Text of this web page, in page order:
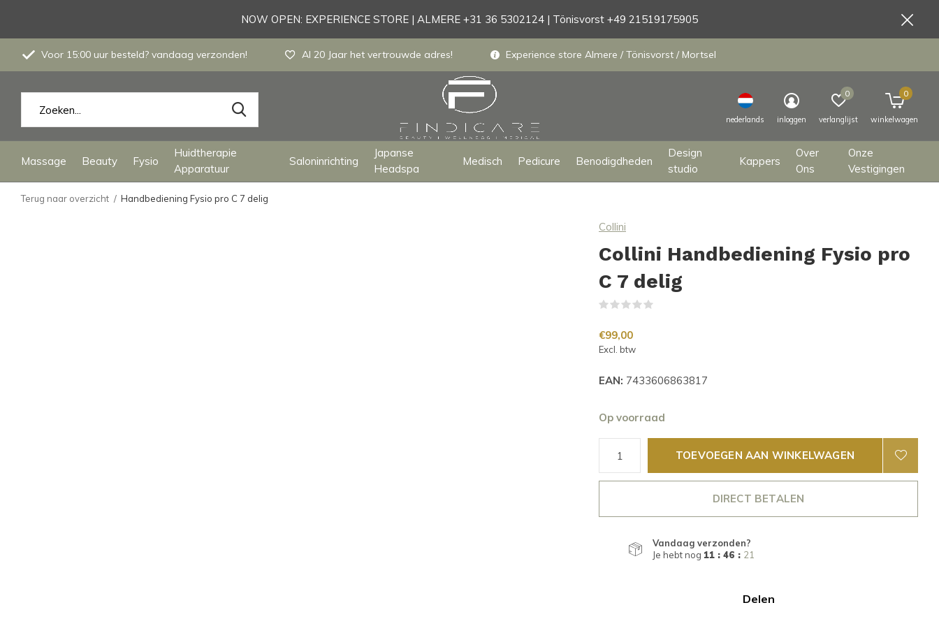
Massage Beauty Fysio
Huidtherapie
Apparatuur
Saloninrichting
Japanse
Headspa
Medisch Pedicure Benodigdheden
Design
studio
Kappers
Over
Ons
Onze
Vestigingen
nederlands inloggen verlanglijst
0
winkelwagen
0
Voor 15:00 uur besteld? vandaag verzonden! Al 20 Jaar het vertrouwde adres! Experience store Almere / Tönisvorst / Mortsel
NOW OPEN: EXPERIENCE STORE | ALMERE +31 36 5302124 | Tönisvorst +49 21519175905
Terug naar overzicht Handbediening Fysio pro C 7 delig
Collini
Collini Handbediening Fysio pro
C 7 delig
€99,00
Excl. btw
EAN: 7433606863817
Op voorraad
TOEVOEGEN AAN WINKELWAGEN
DIRECT BETALEN
Vandaag verzonden?
Je hebt nog 11 : 46 : 21
Delen